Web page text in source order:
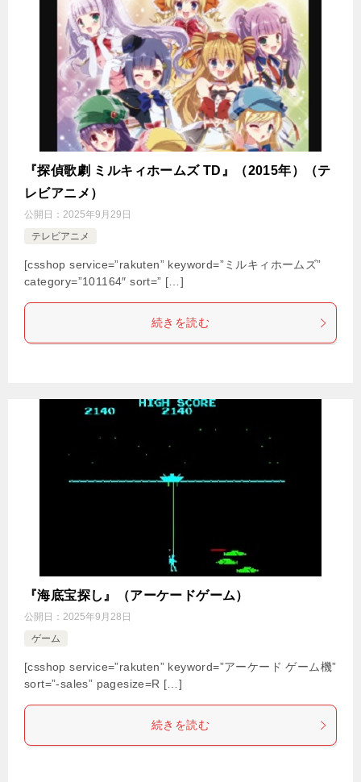
『探偵歌劇 ミルキィホームズ TD』（2015年）（テ
レビアニメ）
公開日： 2025年9月29日
テレビアニメ
[csshop service=”rakuten” keyword=”ミルキィホームズ”
category=”101164″ sort=” […]
続きを読む
『海底宝探し』（アーケードゲーム）
公開日： 2025年9月28日
ゲーム
[csshop service=”rakuten” keyword=”アーケード ゲーム機”
sort=”-sales” pagesize=R […]
続きを読む